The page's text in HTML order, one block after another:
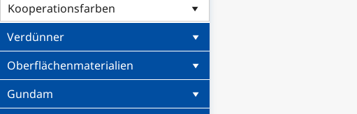
Kooperationsfarben
Verdünner
Oberflächenmaterialien
Gundam